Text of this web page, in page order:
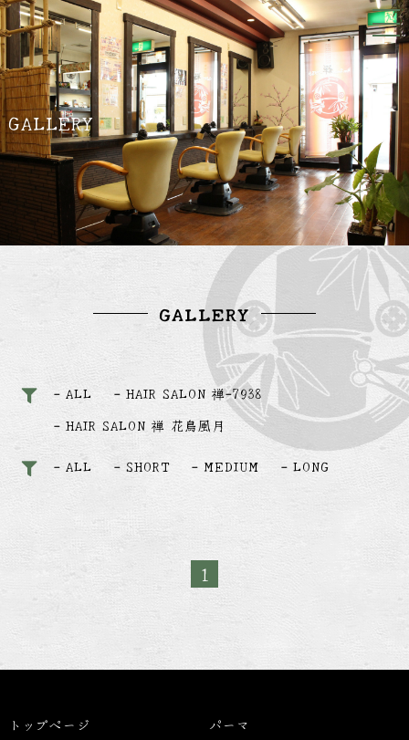
GALLERY
GALLERY
ALL
HAIR SALON 禅-7938
HAIR SALON 禅 花鳥風月
ALL SHORT MEDIUM LONG
1
トップページ
パーマ